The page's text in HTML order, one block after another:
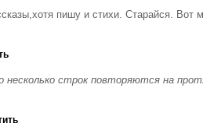
пишу и стихи. Старайся. Вот
строк повторяются на